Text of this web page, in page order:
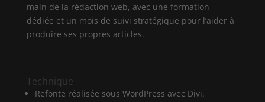
main de la rédaction web, avec une formation
dédiée et un mois de suivi stratégique pour l’aider à
produire ses propres articles.
Technique
Refonte réalisée sous WordPress avec Divi.